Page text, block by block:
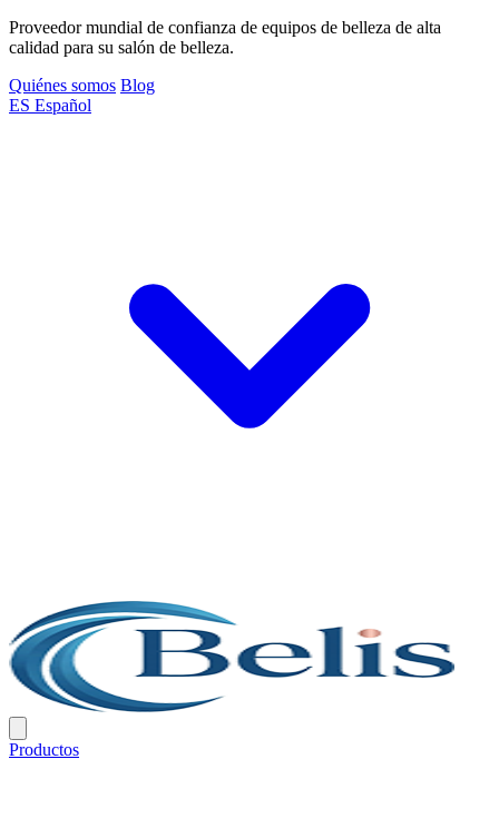
Proveedor mundial de confianza de equipos de belleza de alta
calidad para su salón de belleza.
Quiénes somos Blog
ES Español
Productos